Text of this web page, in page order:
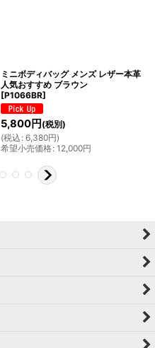
ミニボディバッグ メンズ レザー本革
人気おすすめ ブラウン
[P1066BR]
5,800円 (税別)
(税込 : 6,380円)
希望小売価格: 12,000円